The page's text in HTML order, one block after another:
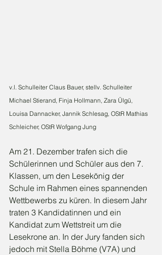
v.l. Schulleiter Claus Bauer, stellv. Schulleiter
Michael Stierand, Finja Hollmann, Zara Ülgü,
Louisa Dannacker, Jannik Schlesag, OStR Mathias
Schleicher, OStR Wofgang Jung
Am 21. Dezember trafen sich die
Schülerinnen und Schüler aus den 7.
Klassen, um den Lesekönig der
Schule im Rahmen eines spannenden
Wettbewerbs zu küren. In diesem Jahr
traten 3 Kandidatinnen und ein
Kandidat zum Wettstreit um die
Lesekrone an. In der Jury fanden sich
jedoch mit Stella Böhme (V7A) und